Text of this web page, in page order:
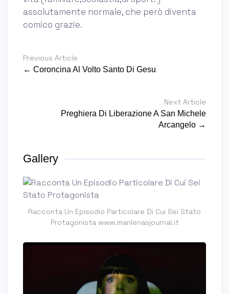
assolutamente normale, che però diventa
comico grazie.
Previous Article
← Coroncina Al Volto Santo Di Gesu
Next Article
Preghiera Di Liberazione A San Michele
Arcangelo →
Gallery
Racconta Un Episodio Particolare Di Cui Sei Stato
Protagonista www.marilenasjournal.it